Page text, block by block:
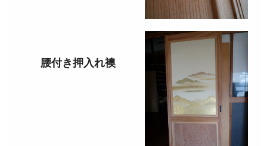
腰付き押入れ襖